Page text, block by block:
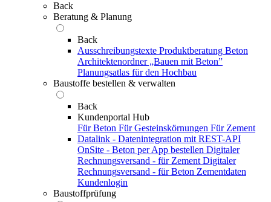
Back
Beratung & Planung
Back
Ausschreibungstexte Produktberatung Beton
Architektenordner „Bauen mit Beton”
Planungsatlas für den Hochbau
Baustoffe bestellen & verwalten
Back
Kundenportal Hub
Für Beton Für Gesteinskörnungen Für Zement
Datalink - Datenintegration mit REST-API
OnSite - Beton per App bestellen Digitaler
Rechnungsversand - für Zement Digitaler
Rechnungsversand - für Beton Zementdaten
Kundenlogin
Baustoffprüfung